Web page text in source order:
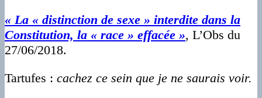
« La « distinction de sexe » interdite dans la
Constitution, la « race » effacée », L’Obs du
27/06/2018.
Tartufes : cachez ce sein que je ne saurais voir.